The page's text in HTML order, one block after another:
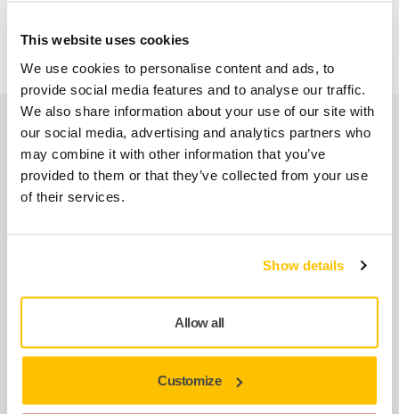
This website uses cookies
We use cookies to personalise content and ads, to
provide social media features and to analyse our traffic.
We also share information about your use of our site with
our social media, advertising and analytics partners who
may combine it with other information that you’ve
provided to them or that they’ve collected from your use
of their services.
Show details
Allow all
Customize
Filtre pour Mirka® DEXOS
Produits associés
compact de 17 l pour une utilisation à sec
COMPATIBLE AVEC